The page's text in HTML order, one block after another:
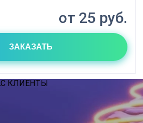
от 25 руб.
ЗАКАЗАТЬ
КЛИЕНТЫ